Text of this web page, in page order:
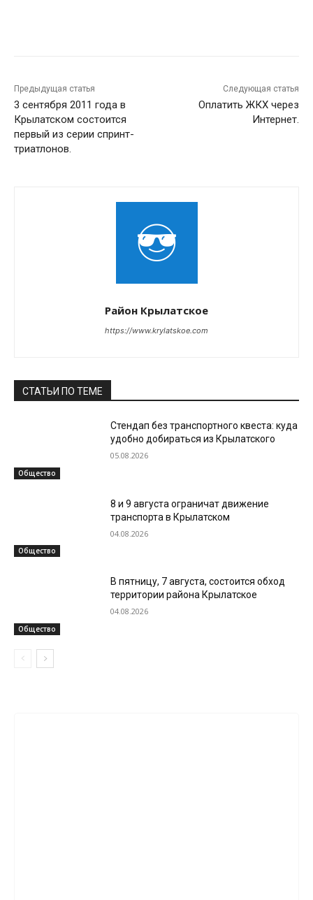
Предыдущая статья
3 сентября 2011 года в
Крылатском состоится
первый из серии спринт-
триатлонов.
Следующая статья
Оплатить ЖКХ через
Интернет.
Район Крылатское
https://www.krylatskoe.com
СТАТЬИ ПО ТЕМЕ
Общество
Стендап без транспортного квеста: куда
удобно добираться из Крылатского
05.08.2026
Общество
8 и 9 августа ограничат движение
транспорта в Крылатском
04.08.2026
Общество
В пятницу, 7 августа, состоится обход
территории района Крылатское
04.08.2026